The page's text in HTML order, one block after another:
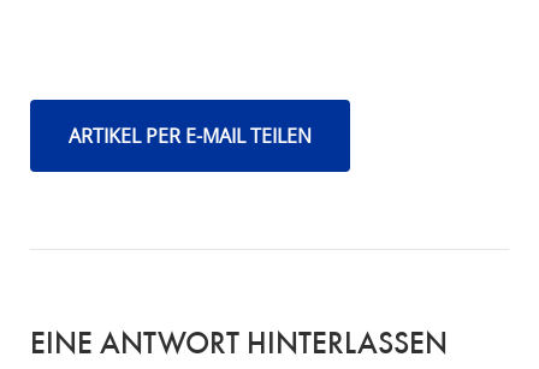
ARTIKEL PER E-MAIL TEILEN
EINE ANTWORT HINTERLASSEN